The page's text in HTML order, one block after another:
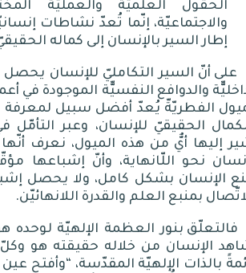
الحقول العلميّة والعمليّة
والاجتماعيّة، إنّما تُعدّ نشاطات
إطار السير بالإنسان إلى كماله
على أنّ السير التكامليّ للإنسان
والدوافع النفسيّّة الموجودة في
الفطريّةّ يُعدّ أفضل سبيل لمعرفة
الحقيقيّ للإنسان، وعبر التأمّل
إليها أيٌّ من هذه الميول، نعرف
نحو اللّانهاية، وأنّ إشباعها
الإنسان بشكل كامل، ولا يحصل
بمنبع العلم والقدرة اللانهائيّن.
فالتعلّق بنور العظمة الإلهيّة لوحده
الإنسان من خلاله حقيقته هو وكلّ
بالذات الإلهيّة المقدّسة، “وأفتح عين